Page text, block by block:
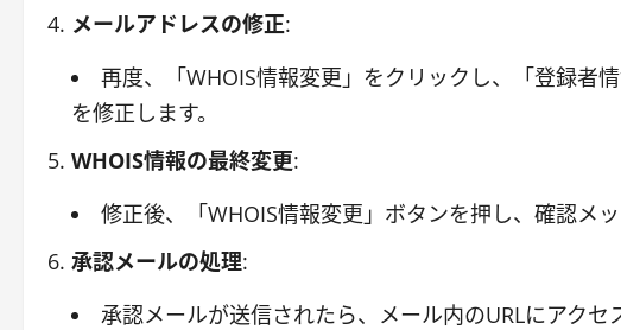
メールアドレスの修正:
再度、「WHOIS情報変更」をクリックし、「登録者
を修正します。
WHOIS情報の最終変更:
修正後、「WHOIS情報変更」ボタンを押し、確認メ
承認メールの処理:
承認メールが送信されたら、メール内のURLにアク